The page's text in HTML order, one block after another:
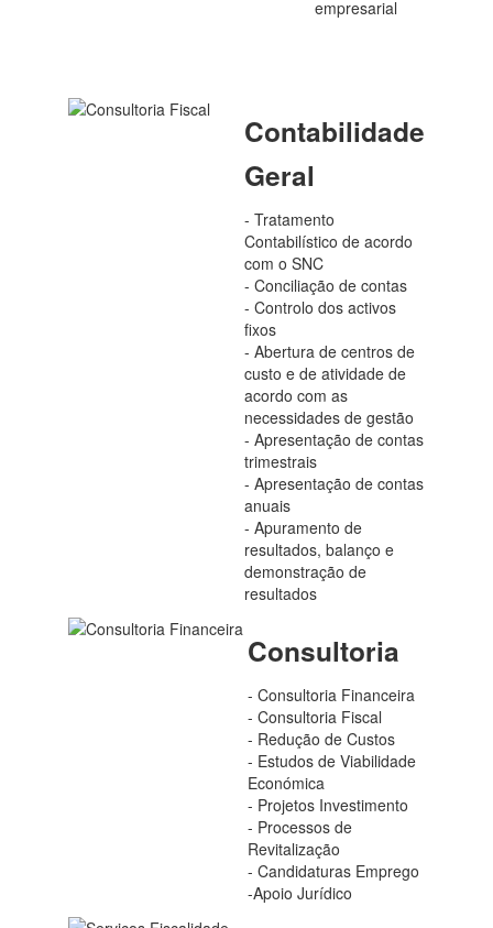
empresarial
Contabilidade
Geral
- Tratamento
Contabilístico de acordo
com o SNC
- Conciliação de contas
- Controlo dos activos
fixos
- Abertura de centros de
custo e de atividade de
acordo com as
necessidades de gestão
- Apresentação de contas
trimestrais
- Apresentação de contas
anuais
- Apuramento de
resultados, balanço e
demonstração de
resultados
Consultoria
- Consultoria Financeira
- Consultoria Fiscal
- Redução de Custos
- Estudos de Viabilidade
Económica
- Projetos Investimento
- Processos de
Revitalização
- Candidaturas Emprego
-Apoio Jurídico